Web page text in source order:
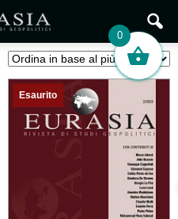
Esaurito
0